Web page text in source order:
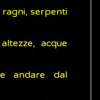
ragni, serpenti
acque
andare dal